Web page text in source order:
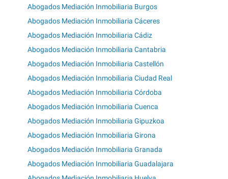
Abogados Mediación Inmobiliaria Burgos
Abogados Mediación Inmobiliaria Cáceres
Abogados Mediación Inmobiliaria Cádiz
Abogados Mediación Inmobiliaria Cantabria
Abogados Mediación Inmobiliaria Castellón
Abogados Mediación Inmobiliaria Ciudad Real
Abogados Mediación Inmobiliaria Córdoba
Abogados Mediación Inmobiliaria Cuenca
Abogados Mediación Inmobiliaria Gipuzkoa
Abogados Mediación Inmobiliaria Girona
Abogados Mediación Inmobiliaria Granada
Abogados Mediación Inmobiliaria Guadalajara